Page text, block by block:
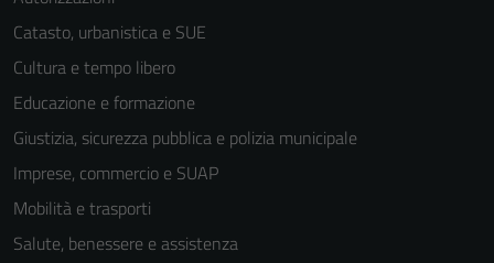
Catasto, urbanistica e SUE
Cultura e tempo libero
Educazione e formazione
Giustizia, sicurezza pubblica e polizia municipale
Imprese, commercio e SUAP
Mobilità e trasporti
Salute, benessere e assistenza